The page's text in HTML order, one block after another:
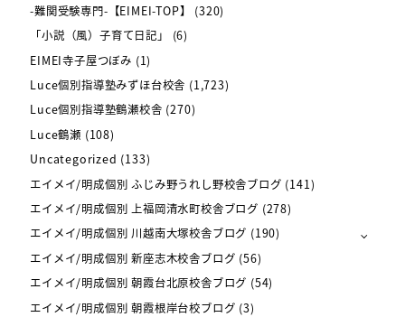
-難関受験専門-【EIMEI-TOP】
(320)
「小説（風）子育て日記」
(6)
EIMEI寺子屋つぼみ (1)
Luce個別指導塾みずほ台校舎 (1,723)
Luce個別指導塾鶴瀬校舎 (270)
Luce鶴瀬 (108)
Uncategorized (133)
エイメイ/明成個別 ふじみ野うれし野校舎ブログ (141)
エイメイ/明成個別 上福岡清水町校舎ブログ (278)
エイメイ/明成個別 川越南大塚校舎ブログ (190)
エイメイ/明成個別 新座志木校舎ブログ (56)
エイメイ/明成個別 朝霞台北原校舎ブログ (54)
エイメイ/明成個別 朝霞根岸台校ブログ (3)